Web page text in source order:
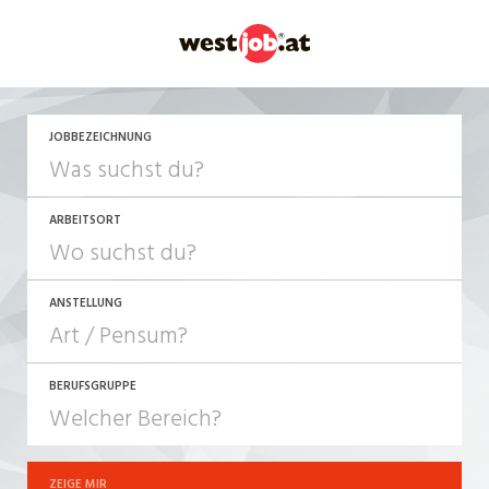
JOBBEZEICHNUNG
ARBEITSORT
ANSTELLUNG
JOB-TYP
Festanstellung
BERUFSGRUPPE
ZEIGE MIR